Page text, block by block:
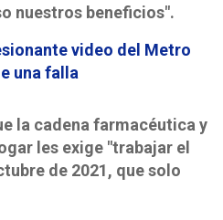
nuestros beneficios".
video del Metro
una falla
la cadena farmacéutica y
les exige "trabajar el
de 2021, que solo